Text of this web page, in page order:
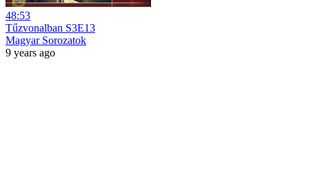
48:53
Tűzvonalban S3E13
Magyar Sorozatok
9 years ago